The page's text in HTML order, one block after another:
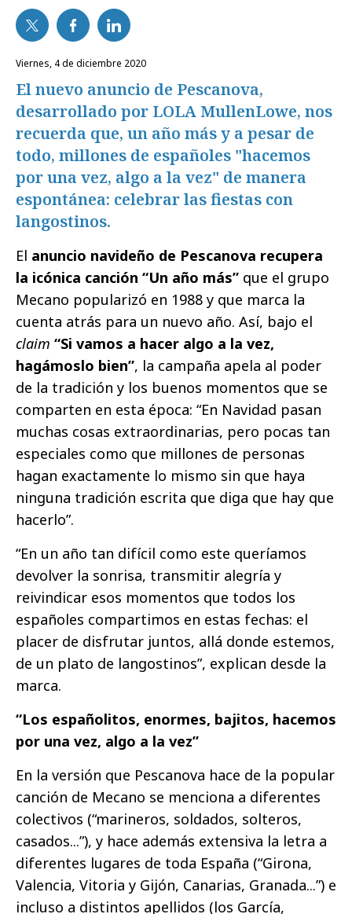
viernes, 4 de diciembre 2020
El nuevo anuncio de Pescanova,
desarrollado por LOLA MullenLowe, nos
recuerda que, un año más y a pesar de
todo, millones de españoles "hacemos
por una vez, algo a la vez" de manera
espontánea: celebrar las fiestas con
langostinos.
E​l anuncio navideño de Pescanova recupera
la icónica canción ​“Un año más” que el grupo ​
Mecano popularizó en 1988 y que marca la
cuenta atrás para un nuevo año. Así, bajo el ​
claim ​“Si vamos a hacer algo a la vez,
hagámoslo bien”​, la campaña apela al poder
de la tradición y los buenos momentos que se
comparten en esta época: ​“En Navidad pasan
muchas cosas extraordinarias, pero pocas tan
especiales como que millones de personas
hagan exactamente lo mismo sin que haya
ninguna tradición escrita que diga que hay que
hacerlo”.
“En un año tan difícil como este queríamos
devolver la sonrisa, transmitir alegría y
reivindicar esos momentos que todos los
españoles compartimos en estas fechas: el
placer de disfrutar juntos, allá donde estemos,
de un plato de langostinos”, explican desde la
marca.
​“Los españolitos, enormes, bajitos, hacemos
por una vez, algo a la vez​”​ ​
En la versión que Pescanova hace de la popular
canción de Mecano se menciona a diferentes
colectivos (“marineros, soldados, solteros,
casados...”), y hace además extensiva la letra a
diferentes lugares de toda España (“Girona,
Valencia, Vitoria y Gijón, Canarias, Granada...”) e
incluso a distintos apellidos (los García,